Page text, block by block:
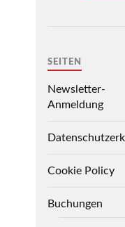
SEITEN
Newsletter-
Anmeldung
Cookie Policy
Buchungen